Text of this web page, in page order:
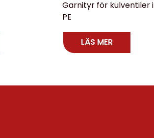
Garnityr för kulventiler i
PE
LÄS MER